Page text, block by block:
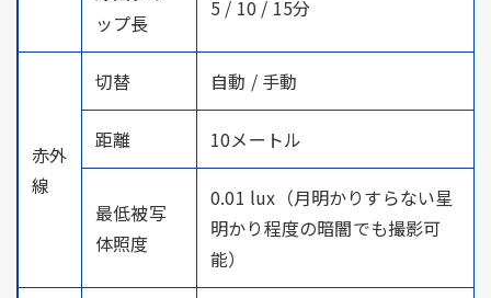
ップ長
5 / 10 / 15分
赤外
線
切替 自動 / 手動
距離 10メートル
最低被写
体照度
0.01 lux（月明かりすらない星
明かり程度の暗闇でも撮影可
能）